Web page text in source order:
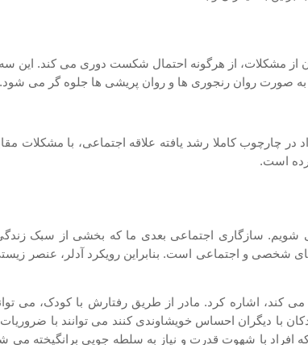
مشکلات، از هرگونه احتمال شکست دوری می کند. این سه
صورت روان رنجوری ها و روان پریشی ها جلوه گر می شود.
در چارچوب کاملا رشد یافته علاقه اجتماعی، با مشکلات
است.
شویم. سازگاری اجتماعی بعدی ما که بخشی از سبک
و اجتماعی است. بنابراین رویکرد آدلر، عنصر زیستی
کند، اشاره کرد. مادر از طریق رفتارش با کودک، می
دیگران احساس خویشاوندی کنند می توانند با ضروریات
افراد با شهوت قدرت و نیاز به سلطه جویی برانگیخته می